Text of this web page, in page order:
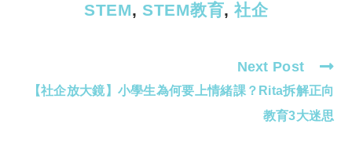
STEM, STEM教育, 社企
more
Next Post
【社企放大鏡】小學生為何要上情緒課？Rita拆解正向
教育3大迷思